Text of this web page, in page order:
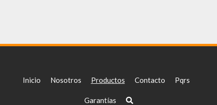
Inicio Nosotros Productos Contacto Pqrs
Garantías